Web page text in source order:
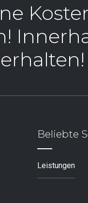
Beliebte
Leistungen